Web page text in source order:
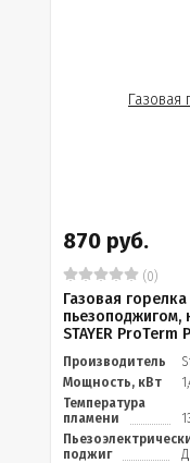
870 руб.
(0)
Газовая горелка
пьезоподжигом,
STAYER ProTerm
Производитель
Мощность, кВт
Температура
пламени
поджиг